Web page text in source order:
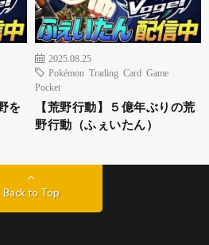
を
2025.08.25
Pokémon Trading Card Game
Pocket
【荒野行動】５億年ぶりの荒
野行動（ふぇいたん）
Back to Top